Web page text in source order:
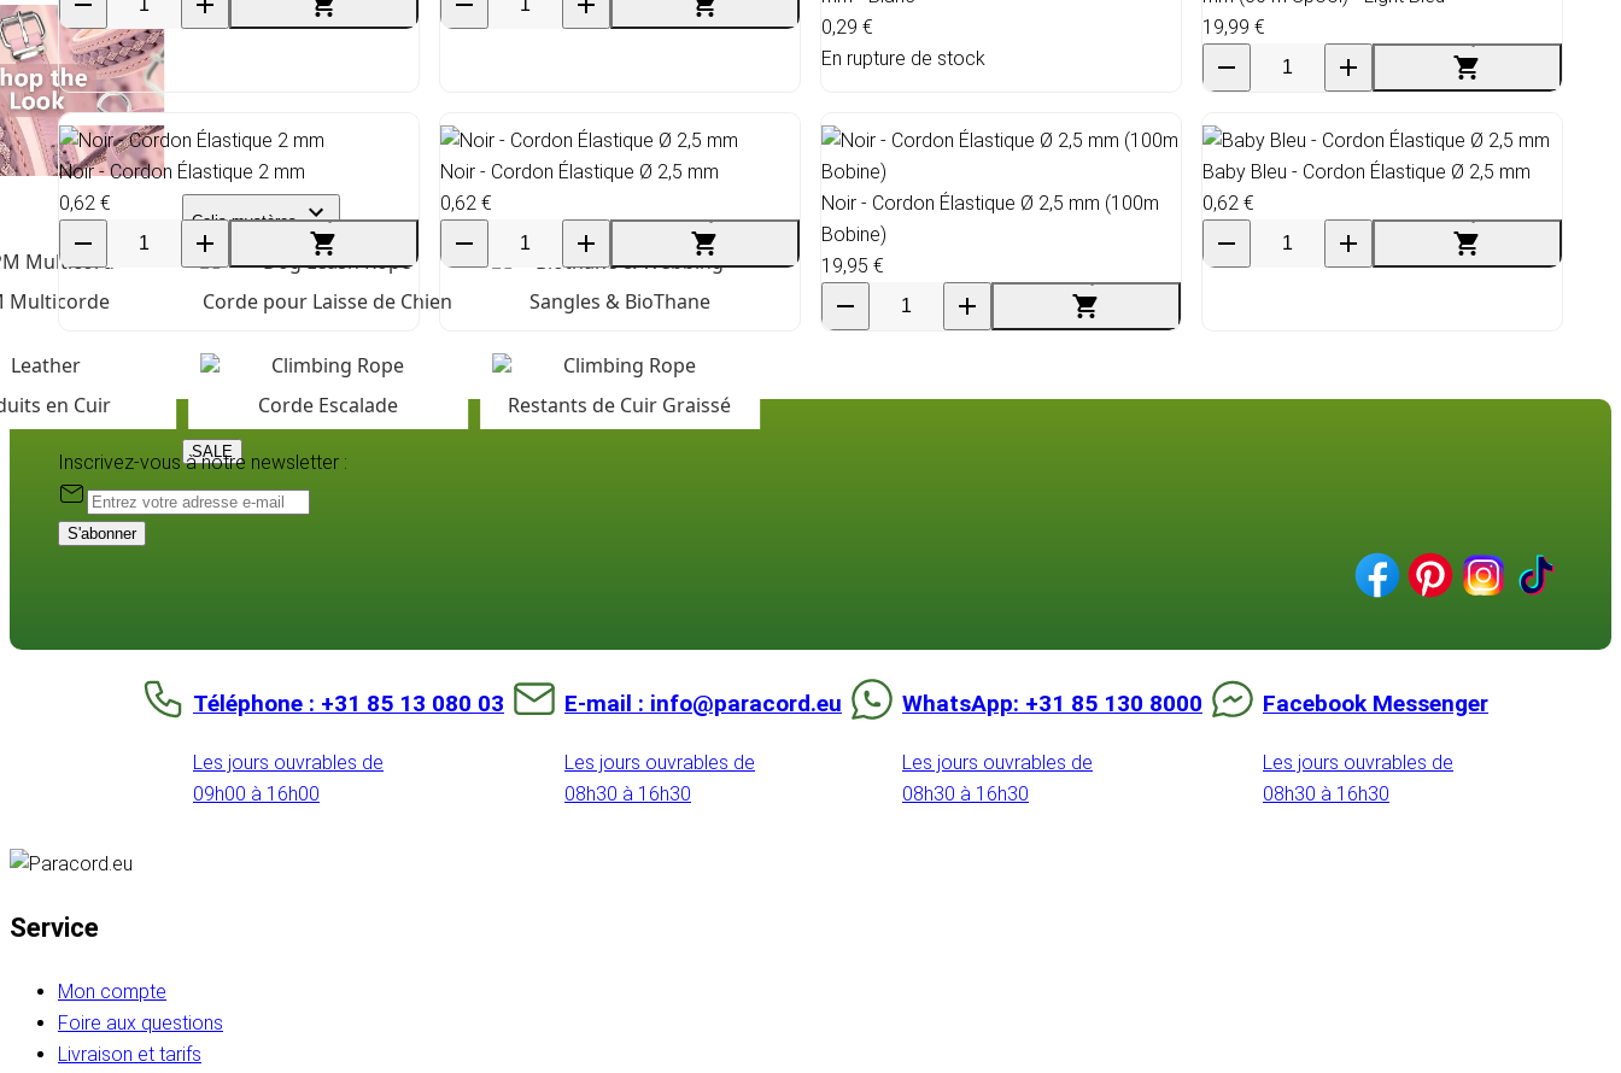
Colis mystères
Multicorde Corde pour Laisse de Chien Sangles & BioThane
en Cuir Corde Escalade Restants de Cuir Graissé
SALE
0,29 €
En rupture de stock
19,99 €
Noir - Cordon Élastique 2 mm
0,62 €
Noir - Cordon Élastique Ø 2,5 mm
0,62 €
Noir - Cordon Élastique Ø 2,5 mm (100m
Bobine)
19,95 €
Baby Bleu - Cordon Élastique Ø 2,5 mm
0,62 €
Inscrivez-vous à notre newsletter :
S'abonner
Téléphone : +31 85 13 080 03
Les jours ouvrables de
09h00 à 16h00
E-mail : info@paracord.eu
Les jours ouvrables de
08h30 à 16h30
WhatsApp: +31 85 130 8000
Les jours ouvrables de
08h30 à 16h30
Facebook Messenger
Les jours ouvrables de
08h30 à 16h30
Service
Mon compte
Foire aux questions
Livraison et tarifs